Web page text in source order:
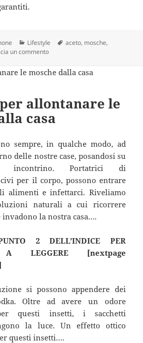
Categorie
Lifestyle Tag
aceto, mosche,
un commentosu Spruzzate questo e vi
allontanare le
casa
sempre, in qualche modo, ad
delle nostre case, posandosi su
incontrino. Portatrici di
per il corpo, possono entrare
alimenti e infettarci. Riveliamo
naturali a cui ricorrere
invadono la nostra casa….
2 DELL’INDICE PER
A LEGGERE [nextpage
si possono appendere dei
Oltre ad avere un odore
questi insetti, i sacchetti
la luce. Un effetto ottico
questi insetti….